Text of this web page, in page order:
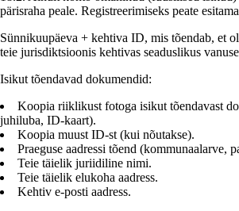
pärisraha peale. Registreerimiseks peate
Sünnikuupäeva + kehtiva ID, mis tõendab, et
teie jurisdiktsioonis kehtivas seaduslikus
Isikut tõendavad dokumendid:
Koopia riiklikust fotoga isikut tõendavast
juhiluba, ID-kaart).
Koopia muust ID-st (kui nõutakse).
Praeguse aadressi tõend (kommunaalarve,
Teie täielik juriidiline nimi.
Teie täielik elukoha aadress.
Kehtiv e-posti aadress.